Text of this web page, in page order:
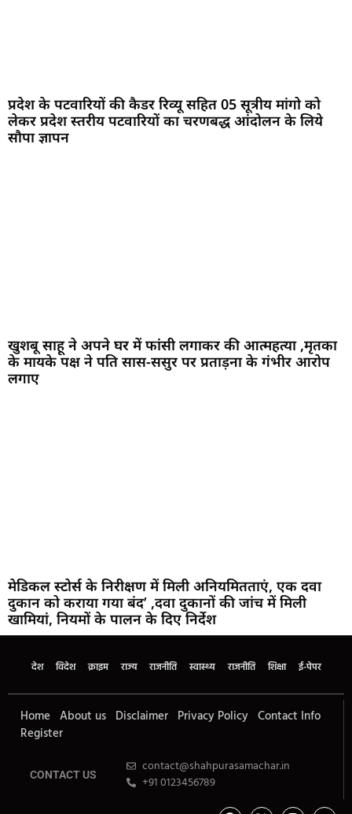
प्रदेश के पटवारियों की कैडर रिव्यू सहित 05 सूत्रीय मांगो को
लेकर प्रदेश स्तरीय पटवारियों का चरणबद्ध आंदोलन के लिये
सौपा ज्ञापन
खुशबू साहू ने अपने घर में फांसी लगाकर की आत्महत्या ,मृतका
के मायके पक्ष ने पति सास-ससुर पर प्रताड़ना के गंभीर आरोप
लगाए
मेडिकल स्टोर्स के निरीक्षण में मिली अनियमितताएं, एक दवा
दुकान को कराया गया बंद’ ,दवा दुकानों की जांच में मिली
खामियां, नियमों के पालन के दिए निर्देश
देश विदेश क्राइम राज्य राजनीति स्वास्थ्य राजनीति शिक्षा ई-पेपर
Home About us Disclaimer Privacy Policy Contact Info
Register
CONTACT US
contact@shahpurasamachar.in
+91 0123456789